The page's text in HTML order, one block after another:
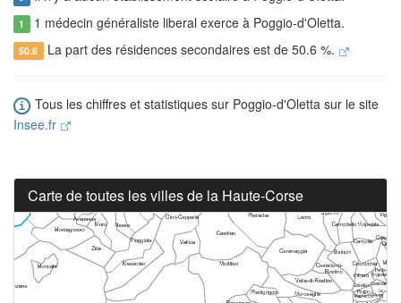
1 1 médecin généraliste liberal exerce à Poggio-d'Oletta.
50.6 La part des résidences secondaires est de 50.6 %.
Tous les chiffres et statistiques sur Poggio-d'Oletta sur le site
Insee.fr
Carte de toutes les villes de la Haute-Corse